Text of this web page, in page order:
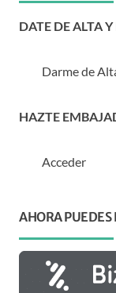
DATE DE ALTA
Darme de
HAZTE
Acceder
AHORA PUEDES